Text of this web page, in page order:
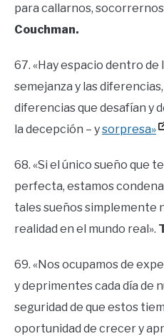
para callarnos,
Couchman.
67. «Hay espacio dentro de
semejanza y las
diferencias que desafían y
la decepción – ysorpresa»
68. «Si el único sueño que
perfecta, estamos
tales sueños simplemente
realidad en el mundo real».
69. «Nos ocupamos de
y deprimentes cada día de
seguridad de que estos
oportunidad de crecer y